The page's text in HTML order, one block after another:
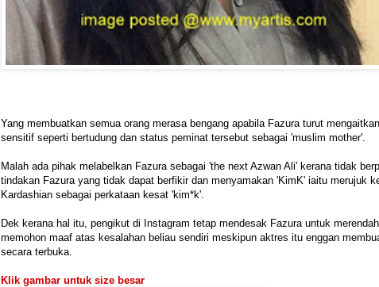
Yang membuatkan semua orang merasa bengang apabila Fazura turut
sensitif seperti bertudung dan status peminat tersebut sebagai 'muslim mother'.
Malah ada pihak melabelkan Fazura sebagai 'the next Azwan Ali' kerana tidak
tindakan Fazura yang tidak dapat berfikir dan menyamakan 'KimK' iaitu merujuk
Kardashian sebagai perkataan kesat 'kim*k'.
Dek kerana hal itu, pengikut di Instagram tetap mendesak Fazura untuk
memohon maaf atas kesalahan beliau sendiri meskipun aktres itu enggan
secara terbuka.
Klik gambar untuk size besar